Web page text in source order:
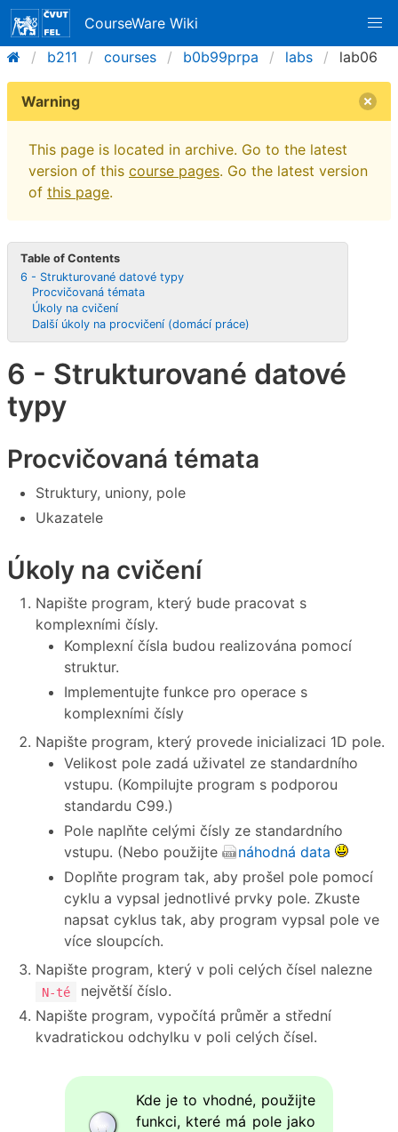
CourseWare Wiki
b211
courses b0b99prpa labs lab06
Warning
This page is located in archive. Go to the latest
version of this course pages. Go the latest version
of this page.
Table of Contents
6 - Strukturované datové typy
Procvičovaná témata
Úkoly na cvičení
Další úkoly na procvičení (domácí práce)
6 - Strukturované datové
typy
Procvičovaná témata
Struktury, uniony, pole
Ukazatele
Úkoly na cvičení
Napište program, který bude pracovat s
komplexními čísly.
Komplexní čísla budou realizována pomocí
struktur.
Implementujte funkce pro operace s
komplexními čísly
Napište program, který provede inicializaci 1D pole.
Velikost pole zadá uživatel ze standardního
vstupu. (Kompilujte program s podporou
standardu C99.)
Pole naplňte celými čísly ze standardního
vstupu. (Nebo použijte
náhodná data
Doplňte program tak, aby prošel pole pomocí
cyklu a vypsal jednotlivé prvky pole. Zkuste
napsat cyklus tak, aby program vypsal pole ve
více sloupcích.
Napište program, který v poli celých čísel nalezne
N-té
největší číslo.
Napište program, vypočítá průměr a střední
kvadratickou odchylku v poli celých čísel.
Kde je to vhodné, použijte
funkci, které má pole jako